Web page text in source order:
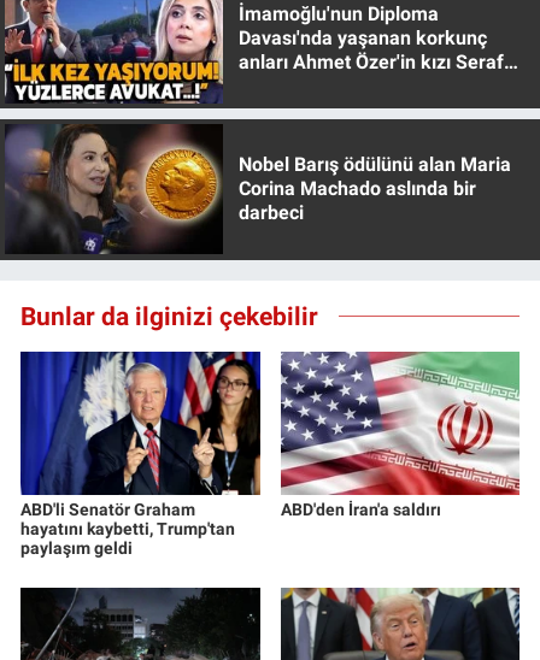
İmamoğlu'nun Diploma
Davası'nda yaşanan korkunç
anları Ahmet Özer'in kızı Seraf
Nobel Barış ödülünü alan Maria
Corina Machado aslında bir
darbeci
Bunlar da ilginizi çekebilir
ABD'li Senatör Graham
hayatını kaybetti, Trump'tan
paylaşım geldi
ABD'den İran'a saldırı
Türkiye'nin Gündemi
Yerel Gündem
Yerel Yaşam
Canlı Yayın